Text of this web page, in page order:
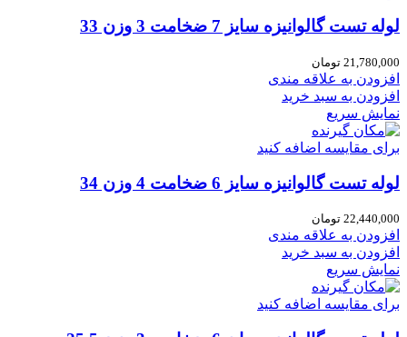
لوله تست گالوانیزه سایز 7 ضخامت 3 وزن 33
21,780,000 تومان
افزودن به علاقه مندی
افزودن به سبد خرید
نمایش سریع
برای مقایسه اضافه کنید
لوله تست گالوانیزه سایز 6 ضخامت 4 وزن 34
22,440,000 تومان
افزودن به علاقه مندی
افزودن به سبد خرید
نمایش سریع
برای مقایسه اضافه کنید